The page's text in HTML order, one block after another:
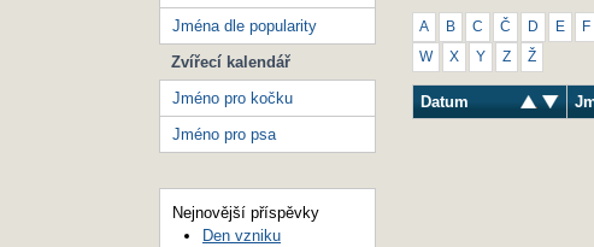
A B C Č D E F
W X Y Z Ž
Datum
Jména dle popularity
Zvířecí kalendář
Jméno pro kočku
Jméno pro psa
Nejnovější příspěvky
Den vzniku